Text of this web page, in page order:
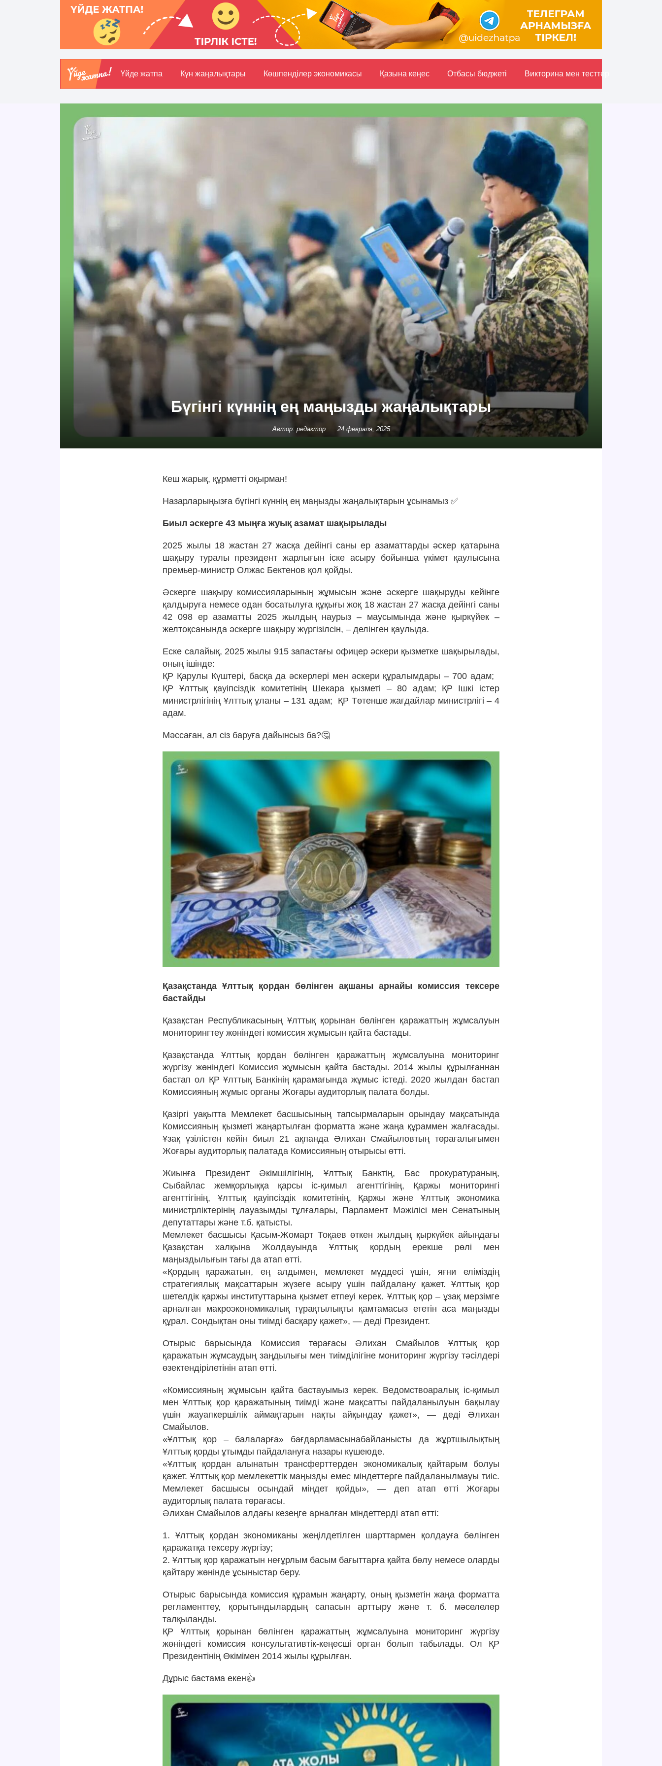
Үйде жатпа Күн жаңалықтары Көшпенділер экономикасы Қазына кеңес Отбасы бюджетi Викторина мен тесттер
Бүгінгі күннің ең маңызды жаңалықтары
Автор: редактор 24 февраля, 2025
Кеш жарық, құрметті оқырман!
Назарларыңызға бүгінгі күннің ең маңызды жаңалықтарын ұсынамыз ✅
Биыл әскерге 43 мыңға жуық азамат шақырылады
2025 жылы 18 жастан 27 жасқа дейінгі саны ер азаматтарды әскер қатарына
шақыру туралы президент жарлығын іске асыру бойынша үкімет қаулысына
премьер-министр Олжас Бектенов қол қойды.
Әскерге шақыру комиссияларының жұмысын және әскерге шақыруды кейінге
қалдыруға немесе одан босатылуға құқығы жоқ 18 жастан 27 жасқа дейінгі саны
42 098 ер азаматты 2025 жылдың наурыз – маусымында және қыркүйек –
желтоқсанында әскерге шақыру жүргізілсін, – делінген қаулыда.
Еске салайық, 2025 жылы 915 запастағы офицер әскери қызметке шақырылады,
оның ішінде:
ҚР Қарулы Күштері, басқа да әскерлері мен әскери құралымдары – 700 адам;
ҚР Ұлттық қауіпсіздік комитетінің Шекара қызметі – 80 адам; ҚР Ішкі істер
министрлігінің Ұлттық ұланы – 131 адам; ҚР Төтенше жағдайлар министрлігі – 4
адам.
Мәссаған, ал сіз баруға дайынсыз ба?🤔
Қазақстанда Ұлттық қордан бөлінген ақшаны арнайы комиссия тексере
бастайды
Қазақстан Республикасының Ұлттық қорынан бөлінген қаражаттың жұмсалуын
мониторингтеу жөніндегі комиссия жұмысын қайта бастады.
Қазақстанда Ұлттық қордан бөлінген қаражаттың жұмсалуына мониторинг
жүргізу жөніндегі Комиссия жұмысын қайта бастады. 2014 жылы құрылғаннан
бастап ол ҚР Ұлттық Банкінің қарамағында жұмыс істеді. 2020 жылдан бастап
Комиссияның жұмыс органы Жоғары аудиторлық палата болды.
Қазіргі уақытта Мемлекет басшысының тапсырмаларын орындау мақсатында
Комиссияның қызметі жаңартылған форматта және жаңа құраммен жалғасады.
Ұзақ үзілістен кейін биыл 21 ақпанда Әлихан Смайыловтың төрағалығымен
Жоғары аудиторлық палатада Комиссияның отырысы өтті.
Жиынға Президент Әкімшілігінің, Ұлттық Банктің, Бас прокуратураның,
Сыбайлас жемқорлыққа қарсы іс-қимыл агенттігінің, Қаржы мониторингі
агенттігінің, Ұлттық қауіпсіздік комитетінің, Қаржы және Ұлттық экономика
министрліктерінің лауазымды тұлғалары, Парламент Мәжілісі мен Сенатының
депутаттары және т.б. қатысты.
Мемлекет басшысы Қасым-Жомарт Тоқаев өткен жылдың қыркүйек айындағы
Қазақстан халқына Жолдауында Ұлттық қордың ерекше рөлі мен
маңыздылығын тағы да атап өтті.
«Қордың қаражатын, ең алдымен, мемлекет мүддесі үшін, яғни еліміздің
стратегиялық мақсаттарын жүзеге асыру үшін пайдалану қажет. Ұлттық қор
шетелдік қаржы институттарына қызмет етпеуі керек. Ұлттық қор – ұзақ мерзімге
арналған макроэкономикалық тұрақтылықты қамтамасыз ететін аса маңызды
құрал. Сондықтан оны тиімді басқару қажет», — деді Президент.
Отырыс барысында Комиссия төрағасы Әлихан Смайылов Ұлттық қор
қаражатын жұмсаудың заңдылығы мен тиімділігіне мониторинг жүргізу тәсілдері
өзектендірілетінін атап өтті.
«Комиссияның жұмысын қайта бастауымыз керек. Ведомствоаралық іс-қимыл
мен Ұлттық қор қаражатының тиімді және мақсатты пайдаланылуын бақылау
үшін жауапкершілік аймақтарын нақты айқындау қажет», — деді Әлихан
Смайылов.
«Ұлттық қор – балаларға» бағдарламасынабайланысты да жұртшылықтың
Ұлттық қорды ұтымды пайдалануға назары күшеюде.
«Ұлттық қордан алынатын трансферттерден экономикалық қайтарым болуы
қажет. Ұлттық қор мемлекеттік маңызды емес міндеттерге пайдаланылмауы тиіс.
Мемлекет басшысы осындай міндет қойды», — деп атап өтті Жоғары
аудиторлық палата төрағасы.
Әлихан Смайылов алдағы кезеңге арналған міндеттерді атап өтті:
1. Ұлттық қордан экономиканы жеңілдетілген шарттармен қолдауға бөлінген
қаражатқа тексеру жүргізу;
2. Ұлттық қор қаражатын неғұрлым басым бағыттарға қайта бөлу немесе оларды
қайтару жөнінде ұсыныстар беру.
Отырыс барысында комиссия құрамын жаңарту, оның қызметін жаңа форматта
регламенттеу, қорытындылардың сапасын арттыру және т. б. мәселелер
талқыланды.
ҚР Ұлттық қорынан бөлінген қаражаттың жұмсалуына мониторинг жүргізу
жөніндегі комиссия консультативтік-кеңесші орган болып табылады. Ол ҚР
Президентінің Өкімімен 2014 жылы құрылған.
Дұрыс бастама екен👍